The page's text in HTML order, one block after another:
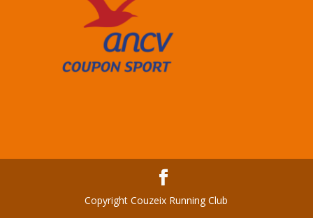
Copyright Couzeix Running Club